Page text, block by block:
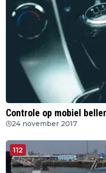
Controle op mobiel
24 november 2017
112